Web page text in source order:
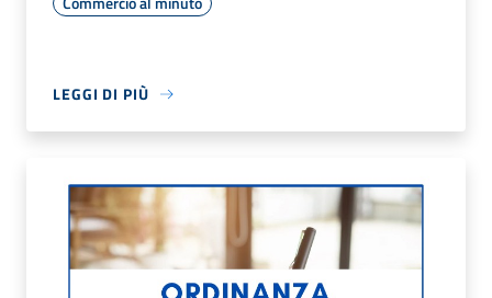
LEGGI DI PIÙ